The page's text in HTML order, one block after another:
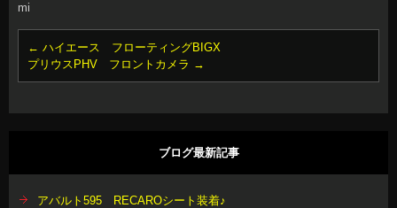
mi
← ハイエース フローティングBIGX
プリウスPHV フロントカメラ →
ブログ最新記事
アバルト595 RECAROシート装着♪